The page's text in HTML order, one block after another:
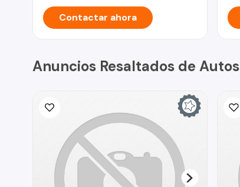
Contactar ahora
Anuncios Resaltados de Autos